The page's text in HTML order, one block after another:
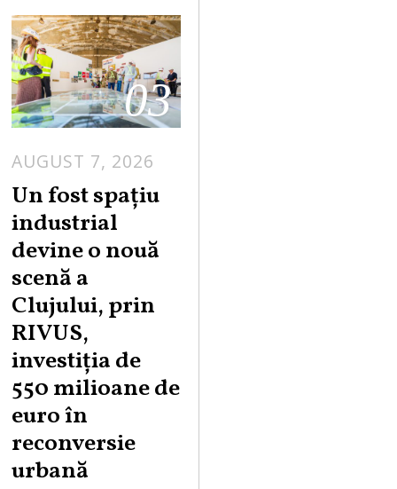
03
AUGUST 7, 2026
Un fost spațiu
industrial
devine o nouă
scenă a
Clujului, prin
RIVUS,
investiția de
550 milioane de
euro în
reconversie
urbană